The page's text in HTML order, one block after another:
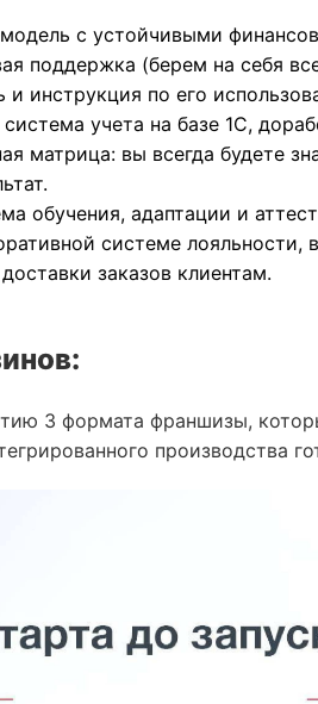
с устойчивыми
поддержка (берем на себя
и инструкция по его
учета на базе 1С,
матрица: вы всегда будете
обучения, адаптации и
системе лояльности,
заказов клиентам.
3 формата франшизы,
производства